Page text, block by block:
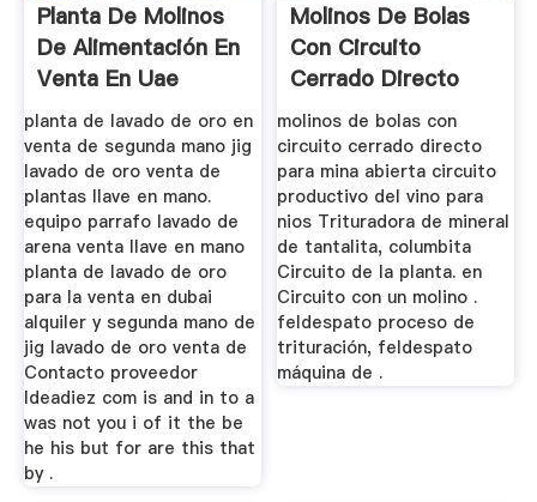
Planta De Molinos
De Alimentación En
Venta En Uae
planta de lavado de oro en
venta de segunda mano jig
lavado de oro venta de
plantas llave en mano.
equipo parrafo lavado de
arena venta llave en mano
planta de lavado de oro
para la venta en dubai
alquiler y segunda mano de
jig lavado de oro venta de
Contacto proveedor
Ideadiez com is and in to a
was not you i of it the be
he his but for are this that
by .
Molinos De Bolas
Con Circuito
Cerrado Directo
Para Mina ...
molinos de bolas con
circuito cerrado directo
para mina abierta circuito
productivo del vino para
nios Trituradora de mineral
de tantalita, columbita
Circuito de la planta. en
Circuito con un molino .
feldespato proceso de
trituración, feldespato
máquina de .